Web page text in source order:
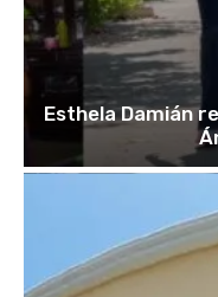
Esthela Damián